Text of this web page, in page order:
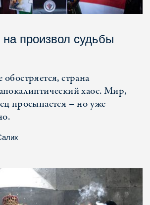
произвол судьбы
страна
хаос. Мир,
просыпается – но уже